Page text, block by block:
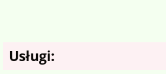
Usługi: